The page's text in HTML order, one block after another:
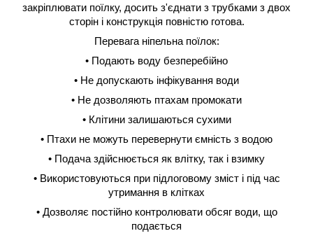
закріплювати поїлку, досить з'єднати з трубками з двох
сторін і конструкція повністю готова.
Перевага ніпельна поїлок:
• Подають воду безперебійно
• Не допускають інфікування води
• Не дозволяють птахам промокати
• Клітини залишаються сухими
• Птахи не можуть перевернути ємність з водою
• Подача здійснюється як влітку, так і взимку
• Використовуються при підлоговому зміст і під час
утримання в клітках
• Дозволяє постійно контролювати обсяг води, що
подається